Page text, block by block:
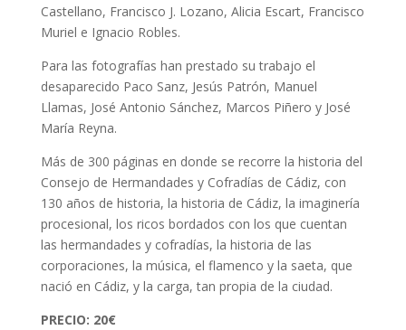
Castellano, Francisco J. Lozano, Alicia Escart, Francisco
Muriel e Ignacio Robles.
Para las fotografías han prestado su trabajo el
desaparecido Paco Sanz, Jesús Patrón, Manuel
Llamas, José Antonio Sánchez, Marcos Piñero y José
María Reyna.
Más de 300 páginas en donde se recorre la historia del
Consejo de Hermandades y Cofradías de Cádiz, con
130 años de historia, la historia de Cádiz, la imaginería
procesional, los ricos bordados con los que cuentan
las hermandades y cofradías, la historia de las
corporaciones, la música, el flamenco y la saeta, que
nació en Cádiz, y la carga, tan propia de la ciudad.
PRECIO: 20€